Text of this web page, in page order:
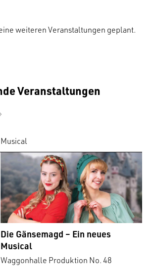
weiteren Veranstaltungen geplant.
Veranstaltungen
Musical
Die Gänsemagd – Ein neues
Musical
Waggonhalle Produktion No. 48